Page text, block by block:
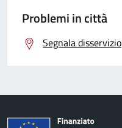
Problemi in città
Segnala disservizio